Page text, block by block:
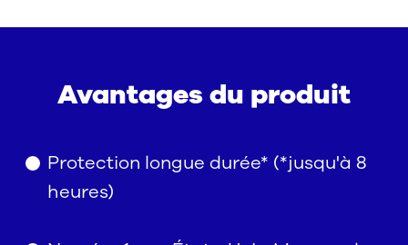
Avantages du produit
Protection longue durée* (*jusqu'à 8
heures)